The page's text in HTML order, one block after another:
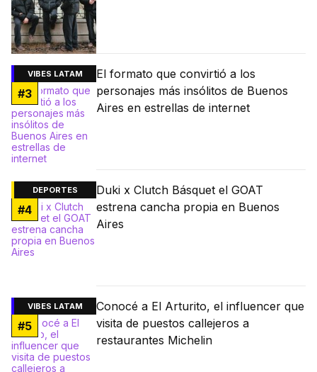
VIBES LATAM
#3
El formato que convirtió a los
personajes más insólitos de Buenos
Aires en estrellas de internet
DEPORTES
#4
Duki x Clutch Básquet el GOAT
estrena cancha propia en Buenos
Aires
VIBES LATAM
#5
Conocé a El Arturito, el influencer que
visita de puestos callejeros a
restaurantes Michelin